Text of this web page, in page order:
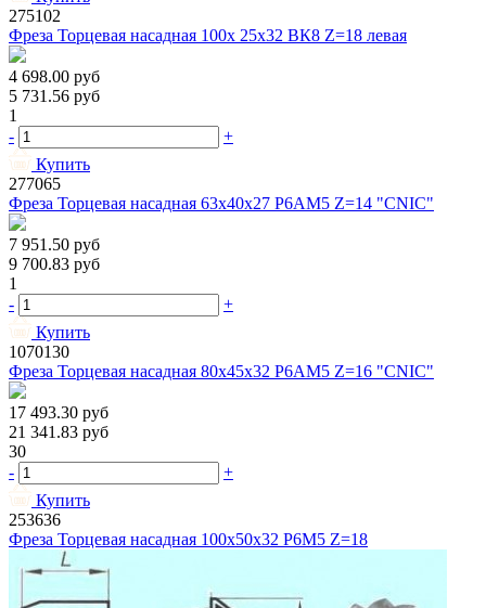
275102
Фреза Торцевая насадная 100х 25х32 ВК8 Z=18 левая
4 698.00 руб
5 731.56 руб
1
-
+
Купить
277065
Фреза Торцевая насадная 63х40х27 Р6АМ5 Z=14 "CNIC"
7 951.50 руб
9 700.83 руб
1
-
+
Купить
1070130
Фреза Торцевая насадная 80х45х32 Р6АМ5 Z=16 "CNIC"
17 493.30 руб
21 341.83 руб
30
-
+
Купить
253636
Фреза Торцевая насадная 100х50х32 Р6М5 Z=18